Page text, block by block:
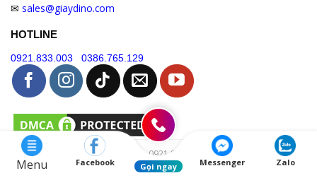
✉ sales@giaydino.com
HOTLINE
0921.833.003 0386.765.129
Hotline: 0921.833.003
Thiết kế và duy trì bởiGiaydino.com
Menu Facebook Gọi ngay Messenger Zalo